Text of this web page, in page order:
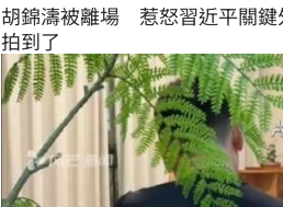
胡錦濤被離場　惹怒習近平關鍵
拍到了